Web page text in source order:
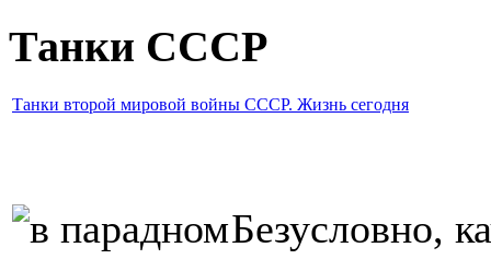
Танки СССР
Танки второй мировой войны СССР. Жизнь сегодня
Безусловно,